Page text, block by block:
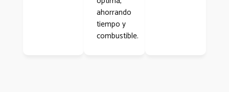
ahorrando
tiempo y
combustible.